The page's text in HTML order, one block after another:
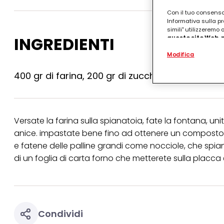
INGREDIENTI
400 gr di farina, 200 gr di zucchero, 50 ml di
Versate la farina sulla spianatoia, fate la fontana,
anice. impastate bene fino ad ottenere un
e fatene delle palline grandi come nocciole, che
di un foglia di carta forno che metterete sulla placca
Condividi
Con il tuo
Informativa sulla
simili" utilizzeremo
questo sito
.
(rispettivamente
terzi, conservare
misurare e
collegata nel piè di
qualsiasi momento
collegata nel piè
periodo di
"modifica" di
Modifica